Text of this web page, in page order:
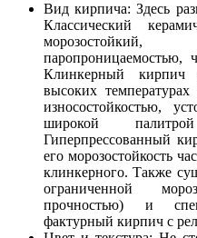
Вид кирпича: Здесь
Классический
паропроницаемостью,
Клинкерный кирпич
высоких
износостойкостью,
широкой
Гиперпрессованный
его морозостойкость
клинкерного. Также
ограниченной
прочностью) и
фактурный кирпич с